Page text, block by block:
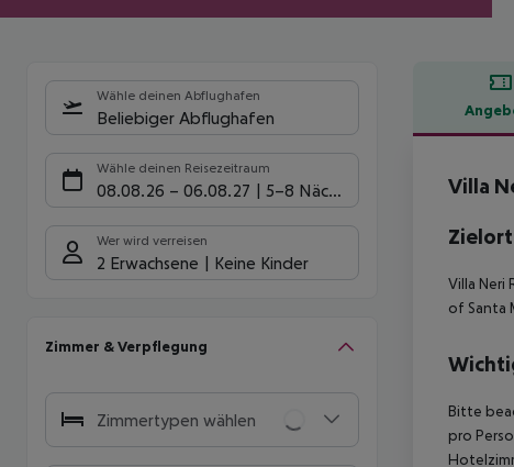
Wähle deinen Abflughafen
Beliebiger Abflughafen
Wähle deinen Reisezeitraum
08.08.26 – 06.08.27 5-8 Nächte
Wer wird verreisen
2 Erwachsene Keine Kinder
Zimmer & Verpflegung
Zimmertypen wählen
Villa
Zielort
Villa Neri
of Santa
Bitte
pro